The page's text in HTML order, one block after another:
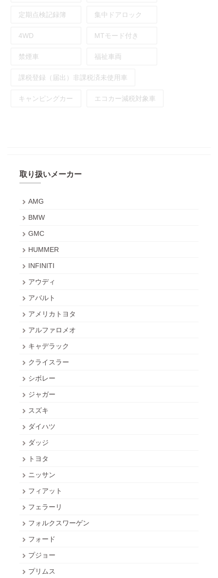
定期点検記録簿 集中ドアロック
4WD MTモード付き
禁煙車 福祉車両
課税登録（届出）非課税済未使用車
キャンピングカー エコカー減税対象車
取り扱いメーカー
AMG
BMW
GMC
HUMMER
INFINITI
アウディ
アバルト
アメリカトヨタ
アルファロメオ
キャデラック
クライスラー
シボレー
ジャガー
スズキ
ダイハツ
ダッジ
トヨタ
ニッサン
フィアット
フェラーリ
フォルクスワーゲン
フォード
プジョー
プリムス